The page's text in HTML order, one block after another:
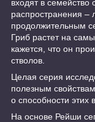
входят в
распространения –
продолжительным
Гриб растет на
кажется, что он
стволов.
Целая серия
полезным
о способности этих
На основе Рейши